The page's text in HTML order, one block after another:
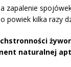
zapalenie
powiek kilka razy
naturalnej